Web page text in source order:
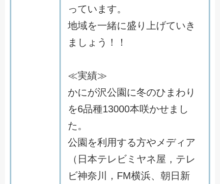
っています。
地域を一緒に盛り上げていき
ましょう！！
≪実績≫
かにが沢公園に冬のひまわり
を6品種13000本咲かせまし
た。
公園を利用する方やメディア
（日本テレビミヤネ屋，テレ
ビ神奈川，FM横浜、朝日新